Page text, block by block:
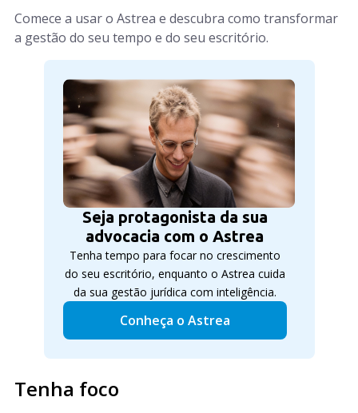
Comece a usar o Astrea e descubra como transformar
a gestão do seu tempo e do seu escritório.
Seja protagonista da sua
advocacia com o Astrea
Tenha tempo para focar no crescimento
do seu escritório, enquanto o Astrea cuida
da sua gestão jurídica com inteligência.
Conheça o Astrea
Tenha foco